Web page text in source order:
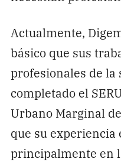
Actualmente,
básico que sus
profesionales de la
completado el
Urbano Marginal
que su experiencia
principalmente en